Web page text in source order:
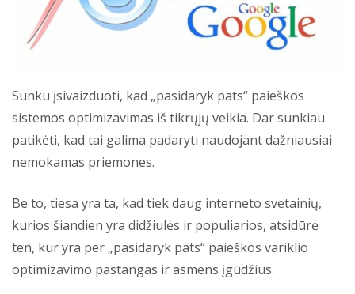
Sunku įsivaizduoti, kad „pasidaryk pats“ paieškos
sistemos optimizavimas iš tikrųjų veikia. Dar sunkiau
patikėti, kad tai galima padaryti naudojant dažniausiai
nemokamas priemones.
Be to, tiesa yra ta, kad tiek daug interneto svetainių,
kurios šiandien yra didžiulės ir populiarios, atsidūrė
ten, kur yra per „pasidaryk pats“ paieškos variklio
optimizavimo pastangas ir asmens įgūdžius.